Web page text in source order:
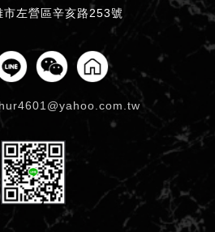
市左營區辛亥路253號